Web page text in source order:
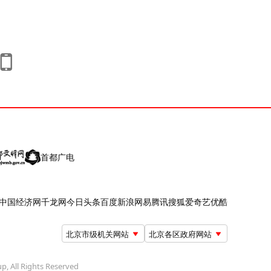
首都广电
国经济网千龙网今日头条百度新浪网易腾讯搜狐爱奇艺优酷
北京市级机关网站 北京各区政府网站
All Rights Reserved